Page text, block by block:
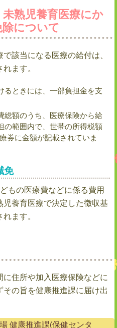
熟児養育医療にか
について
該当になる医療の給付は、
ます。
るときには、一部負担金を支
総額のうち、医療保険から給
の範囲内で、世帯の所得税額
券に金額が記載されていま
免
もの医療費などに係る費用
養育医療で決定した徴収基
ます。
住所や加入医療保険などに
の旨を健康推進課に届け出
健康推進課(保健センタ